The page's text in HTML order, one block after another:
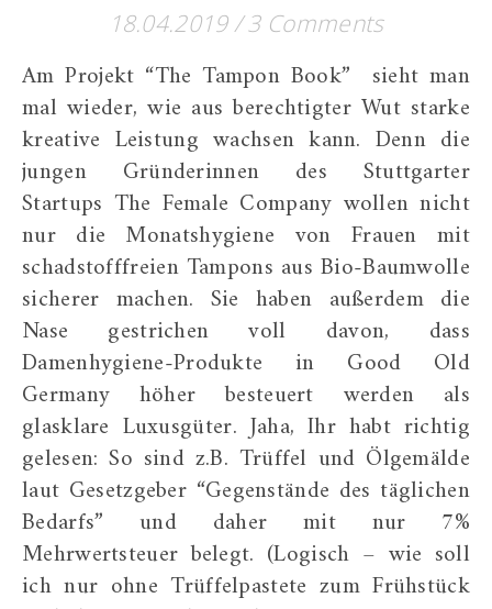
18.04.2019/ 3 Comments
Am Projekt “The Tampon Book” sieht man
mal wieder, wie aus berechtigter Wut starke
kreative Leistung wachsen kann. Denn die
jungen Gründerinnen des Stuttgarter
Startups The Female Company wollen nicht
nur die Monatshygiene von Frauen mit
schadstofffreien Tampons aus Bio-Baumwolle
sicherer machen. Sie haben außerdem die
Nase gestrichen voll davon, dass
Damenhygiene-Produkte in Good Old
Germany höher besteuert werden als
glasklare Luxusgüter. Jaha, Ihr habt richtig
gelesen: So sind z.B. Trüffel und Ölgemälde
laut Gesetzgeber “Gegenstände des täglichen
Bedarfs” und daher mit nur 7%
Mehrwertsteuer belegt. (Logisch – wie soll
ich nur ohne Trüffelpastete zum Frühstück